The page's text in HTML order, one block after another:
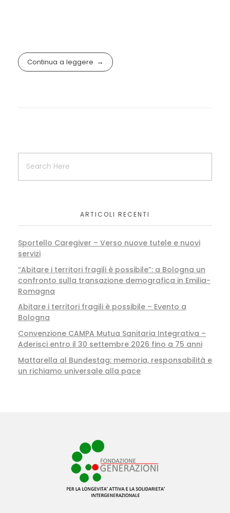
Continua a leggere
ARTICOLI RECENTI
Sportello Caregiver – Verso nuove tutele e nuovi
servizi
“Abitare i territori fragili è possibile”: a Bologna un
confronto sulla transazione demografica in Emilia-
Romagna
Abitare i territori fragili è possibile – Evento a
Bologna
Convenzione CAMPA Mutua Sanitaria Integrativa –
Aderisci entro il 30 settembre 2026 fino a 75 anni
Mattarella al Bundestag: memoria, responsabilità e
un richiamo universale alla pace